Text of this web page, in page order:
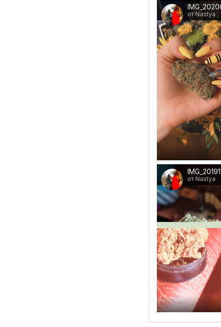
от Nastya
от Nastya